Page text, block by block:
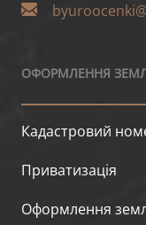
ОФОРМЛЕННЯ
Кадастровий
Приватизація
Оформлення